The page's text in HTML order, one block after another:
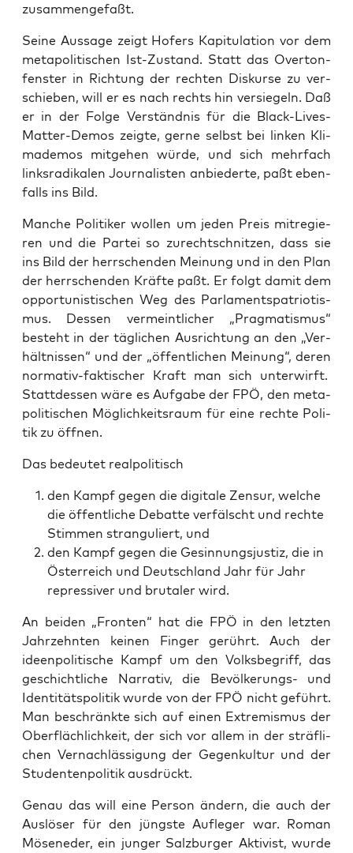
zusammengefaßt.
Sei­ne Aus­sa­ge zeigt Hofers Kapi­tu­la­ti­on vor dem
meta­po­li­ti­schen Ist-Zustand. Statt das Over­ton­
fens­ter in Rich­tung der rech­ten Dis­kur­se zu ver­
schie­ben, will er es nach rechts hin ver­sie­geln. Daß
er in der Fol­ge Ver­ständ­nis für die Black-Lives-
Mat­ter-Demos zeig­te, ger­ne selbst bei lin­ken Kli­
ma­de­mos mit­ge­hen wür­de, und sich mehr­fach
links­ra­di­ka­len Jour­na­lis­ten anbie­der­te, paßt eben­
falls ins Bild.
Man­che Poli­ti­ker wol­len um jeden Preis mit­re­gie­
ren und die Par­tei so zurecht­schnit­zen, dass sie
ins Bild der herr­schen­den Mei­nung und in den Plan
der herr­schen­den Kräf­te paßt. Er folgt damit dem
oppor­tu­nis­ti­schen Weg des Par­la­ments­pa­trio­tis­
mus. Des­sen ver­meint­li­cher „Prag­ma­tis­mus“
besteht in der täg­li­chen Aus­rich­tung an den „Ver­
hält­nis­sen“ und der „öffent­li­chen Mei­nung“, deren
nor­ma­tiv-fak­ti­scher Kraft man sich unter­wirft.
Statt­des­sen wäre es Auf­ga­be der FPÖ, den meta­
po­li­ti­schen Mög­lich­keits­raum für eine rech­te Poli­
tik zu öffnen.
Das bedeu­tet realpolitisch
den Kampf gegen die digi­ta­le Zen­sur, wel­che
die öffent­li­che Debat­te ver­fälscht und rech­te
Stim­men stran­gu­liert, und
den Kampf gegen die Gesin­nungs­jus­tiz, die in
Öster­reich und Deutsch­land Jahr für Jahr
repres­si­ver und bru­ta­ler wird.
An bei­den „Fron­ten“ hat die FPÖ in den letz­ten
Jahr­zehn­ten kei­nen Fin­ger gerührt. Auch der
ideen­po­li­ti­sche Kampf um den Volks­be­griff, das
geschicht­li­che Nar­ra­tiv, die Bevöl­ke­rungs- und
Iden­ti­täts­po­li­tik wur­de von der FPÖ nicht geführt.
Man beschränk­te sich auf einen Extre­mis­mus der
Ober­fläch­lich­keit, der sich vor allem in der sträf­li­
chen Ver­nach­läs­si­gung der Gegen­kul­tur und der
Stu­den­ten­po­li­tik ausdrückt.
Genau das will eine Per­son ändern, die auch der
Aus­lö­ser für den jüngs­te Auf­le­ger war. Roman
Möse­ne­der, ein jun­ger Salz­bur­ger Akti­vist, wur­de